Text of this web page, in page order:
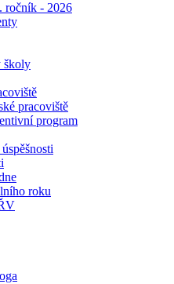
ročník - 2026
školy
pracoviště
program
roku